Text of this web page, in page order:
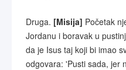
Druga. [Misija] Početak
Jordanu i boravak u
da je Isus taj koji bi imao
odgovara: 'Pusti sada, jer